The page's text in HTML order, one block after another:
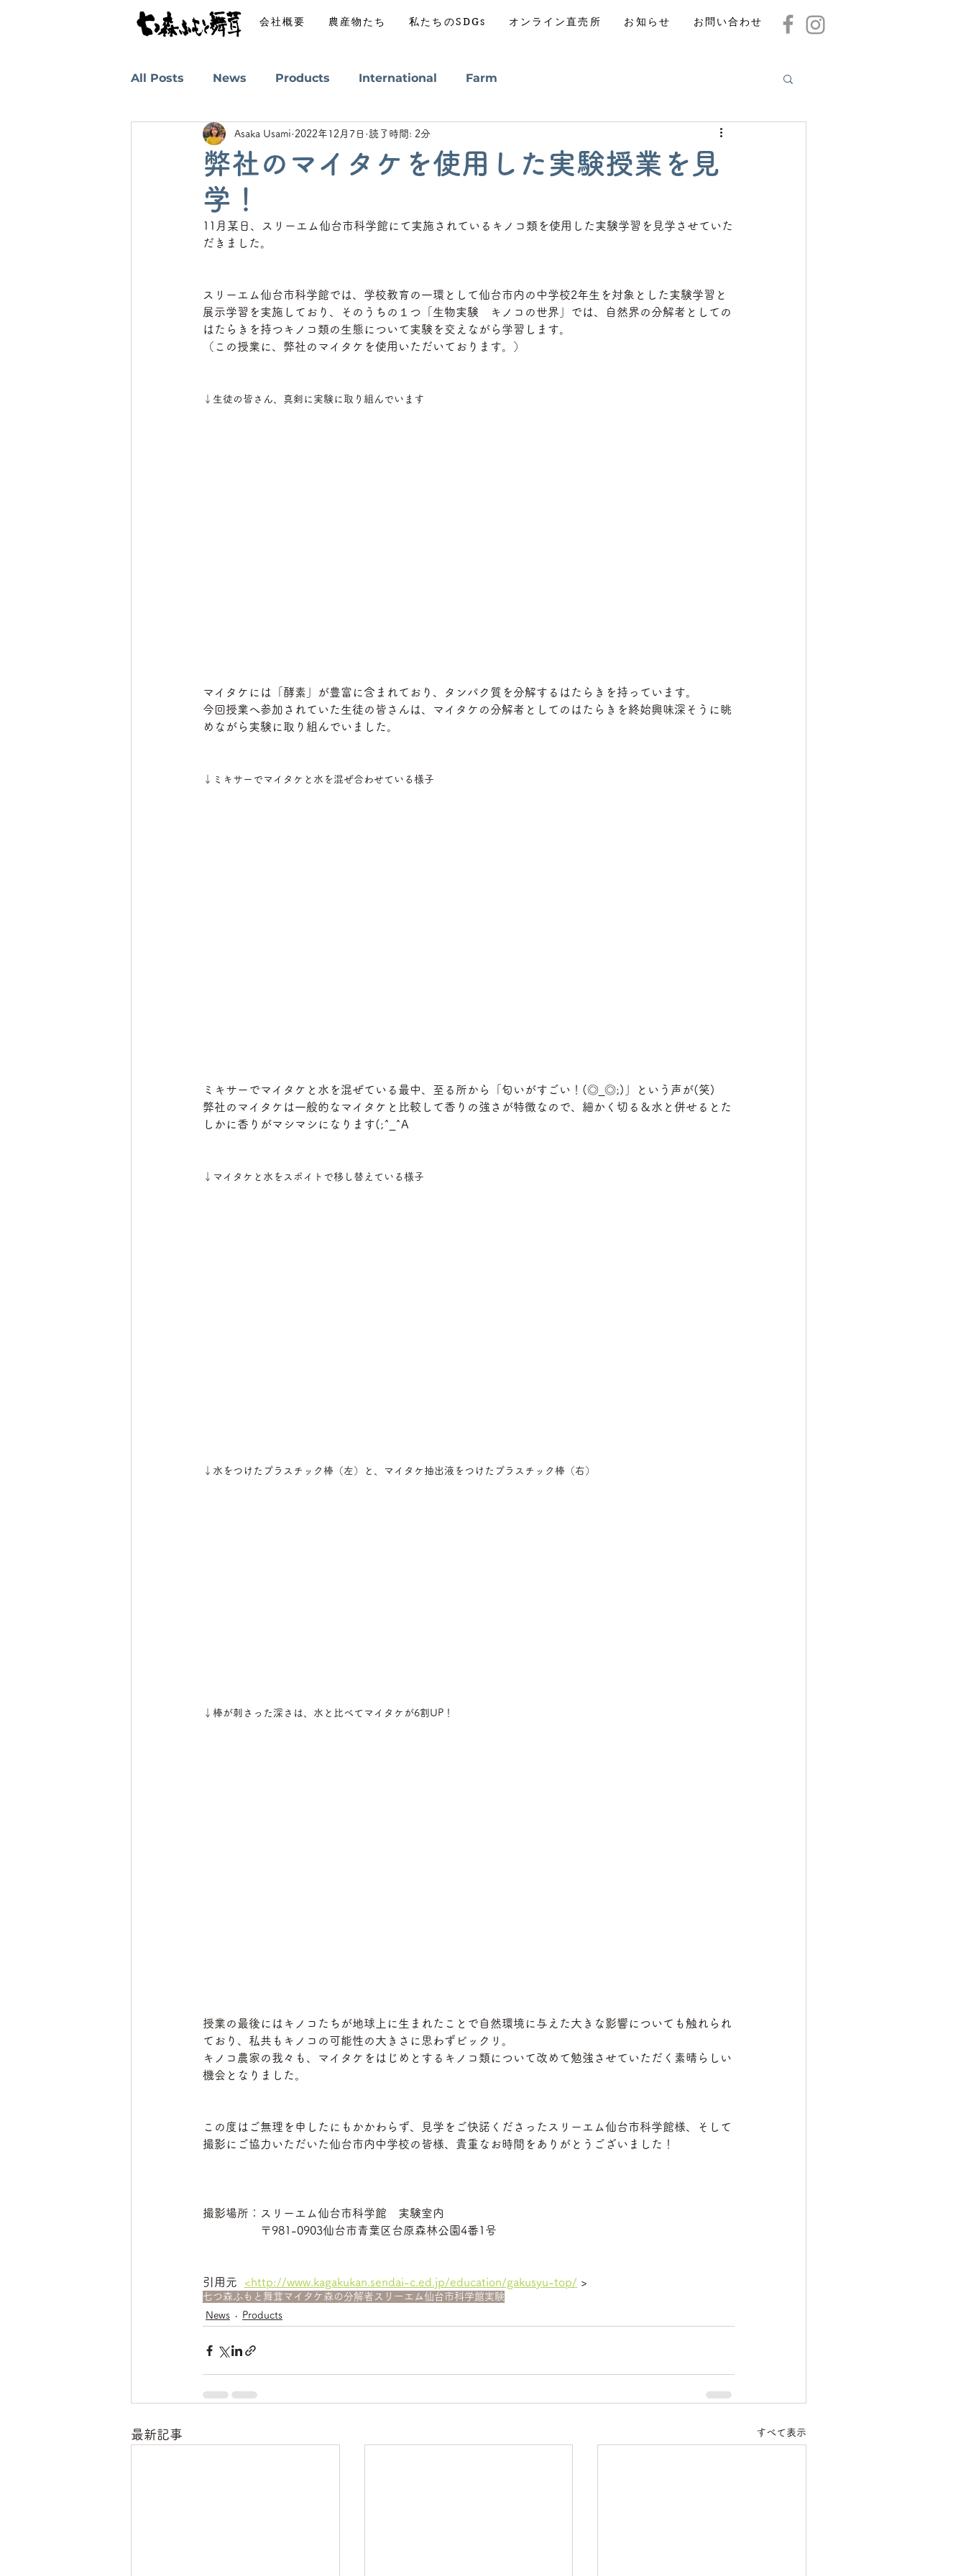
会社概要 農産物たち 私たちのSDGs オンライン直売所 お知らせ お問い合わせ
All Posts News Products International Farm
弊社のマイタケを使用した実験授業を見
学！
Asaka Usami 2022年12月7日 読了時間: 2分
11月某日、スリーエム仙台市科学館にて実施されているキノコ類を使用した実験学習を見学させていた
だきました。
スリーエム仙台市科学館では、学校教育の一環として仙台市内の中学校2年生を対象とした実験学習と
展示学習を実施しており、そのうちの１つ「生物実験　キノコの世界」では、自然界の分解者としての
はたらきを持つキノコ類の生態について実験を交えながら学習します。
（この授業に、弊社のマイタケを使用いただいております。）
↓生徒の皆さん、真剣に実験に取り組んでいます
マイタケには「酵素」が豊富に含まれており、タンパク質を分解するはたらきを持っています。
今回授業へ参加されていた生徒の皆さんは、マイタケの分解者としてのはたらきを終始興味深そうに眺
めながら実験に取り組んでいました。
↓ミキサーでマイタケと水を混ぜ合わせている様子
ミキサーでマイタケと水を混ぜている最中、至る所から「匂いがすごい！(◎_◎;)」という声が(笑)
弊社のマイタケは一般的なマイタケと比較して香りの強さが特徴なので、細かく切る＆水と併せるとた
しかに香りがマシマシになります(;^_^A
↓マイタケと水をスポイトで移し替えている様子
↓水をつけたプラスチック棒（左）と、マイタケ抽出液をつけたプラスチック棒（右）
↓棒が刺さった深さは、水と比べてマイタケが6割UP！
授業の最後にはキノコたちが地球上に生まれたことで自然環境に与えた大きな影響についても触れられ
ており、私共もキノコの可能性の大きさに思わずビックリ。
キノコ農家の我々も、マイタケをはじめとするキノコ類について改めて勉強させていただく素晴らしい
機会となりました。
この度はご無理を申したにもかかわらず、見学をご快諾くださったスリーエム仙台市科学館様、そして
撮影にご協力いただいた仙台市内中学校の皆様、貴重なお時間をありがとうございました！
撮影場所：スリーエム仙台市科学館　実験室内
〒981-0903仙台市青葉区台原森林公園4番1号
引用元 <http://www.kagakukan.sendai-c.ed.jp/education/gakusyu-top/ >
七つ森ふもと舞茸 マイタケ 森の分解者 スリーエム仙台市科学館実験
News
Products
最新記事 すべて表示